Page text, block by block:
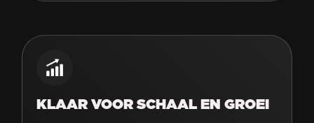
KLAAR VOOR SCHAAL EN GROEI